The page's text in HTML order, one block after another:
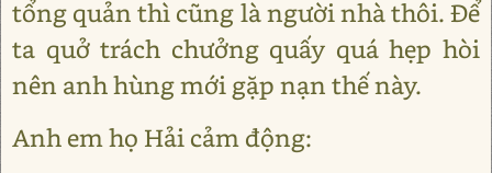
tổng quản thì cũng là người nhà thôi. Để
ta quở trách chưởng quấy quá hẹp hòi
nên anh hùng mới gặp nạn thế này.
Anh em họ Hải cảm động: